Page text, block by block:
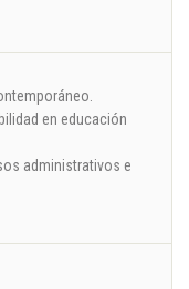
en educación
administrativos e